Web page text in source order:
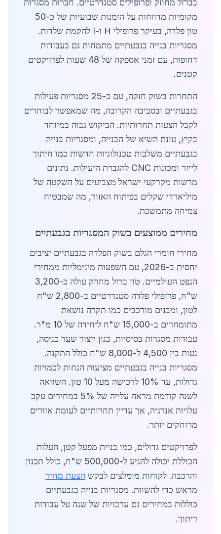
בברזל מחוזק ופרופילים סטנדרטיים. חברות מסגרות
מקומיות מדווחות על הזמנות שבועיות של כ-50
טון פלדה, בעיקר פרופילי H ו-I להקמת שלדות.
מסגריות בנייה בגבעתיים מתמחות גם בעבודות
דחופות, עם זמני אספקה של 48 שעות לפרויקטים
קטנים.
התחרות בשוק חזקה, עם כ-25 מסגריות פעילות
בגבעתיים ובסביבה הקרובה, מה שמאפשר לבוחרים
לקבל הצעות תחרותיות. הביקוש גבוה במיוחד
בקיץ, עונת השיא של הבנייה, ומסגריות בנייה
בגבעתיים משלבות טכנולוגיות חדשות כמו חיתוך
לייזר ומכונות CNC להגברת היעילות. נתונים
מרשות מקרקעי ישראל מצביעים על השקעה של
מיליארדי שקלים בפיתוח האזור, מה שמבטיח
צמיחה מתמשכת.
מחירים ממוצעים בשוק המסגריות בגבעתיים
מחירי חומרי הגלם בשוק הפלדה בגבעתיים יציבים
יחסית ב-2026, עם השפעות מינימליות ממחירי
הנפט העולמיים. טון ברזל מחוזק עולה כ-3,200
ש"ח, פרופילי פלדה סטנדרטיים ב-2,800 ש"ח
לטון, ומבנים מורכבים כמו תקרה נושאת
מתומחרים ב-15,000 ש"ח ליחידה של 10 מ"ר.
עבודות מסגרות בסיסיות, כגון ייצור שער כניסה,
נעות בין 4,500 ל-8,000 ש"ח כולל התקנה.
מסגריות בנייה בגבעתיים מציעות הנחות לכמויות
גדולות, עד 10% לרכישה מעל 10 טון. השוואה
לשנה קודמת מראה עלייה של 5% במחירים עקב
עלויות אנרגיה, אך עדיין תחרותיים לעומת אזורים
מרוחקים יותר.
לפרויקטים גדולים, כמו בניית מפעל קטן, העלות
הכוללת יכולה להגיע ל-500,000 ש"ח, כולל תכנון
והרכבה. לקוחות מומלצים לבקש הצעת מחיר
מראש כדי להשוות. מסגריות בנייה בגבעתיים
כוללות במחירים גם ערבויות של שנה על עבודות
ריתוך.